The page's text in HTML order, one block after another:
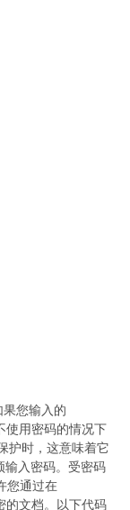
您输入的
使用密码的情况下
护时，这意味着它
输入密码。受密码
您通过在
的文档。以下代码